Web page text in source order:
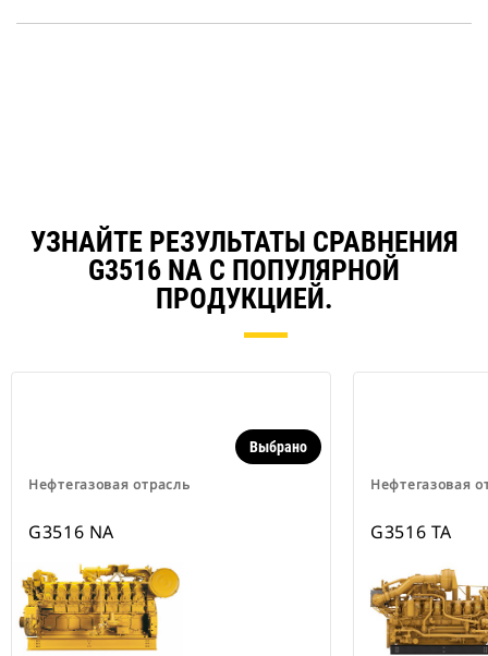
УЗНАЙТЕ РЕЗУЛЬТАТЫ СРАВНЕНИЯ
G3516 NA С ПОПУЛЯРНОЙ
ПРОДУКЦИЕЙ.
Нефтегазовая отрасль
Выбрано
G3516 NA
Нефтегазовая
G3516 TA